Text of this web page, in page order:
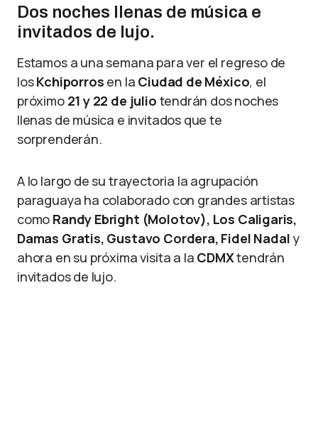
Dos noches llenas de música e
invitados de lujo.
Estamos a una semana para ver el regreso de
losKchiporros en la Ciudad de México, el
próximo 21 y 22 de julio tendrán dos noches
llenas de música e invitados que te
sorprenderán.
A lo largo de su trayectoria la agrupación
paraguaya ha colaborado con grandes artistas
como Randy Ebright (Molotov), Los Caligaris,
Damas Gratis, Gustavo Cordera, Fidel Nadal y
ahora en su próxima visita a la CDMXtendrán
invitados de lujo.